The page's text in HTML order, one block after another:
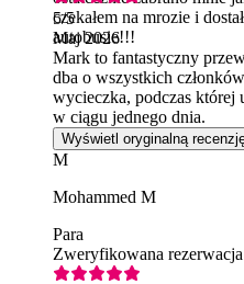
czekałem na mrozie i
autobusie!!!
5/5
Maj 2026
Mark to fantastyczny
dba o wszystkich
wycieczka, podczas której
w ciągu jednego dnia.
Wyświetl oryginalną
M
Mohammed M
Para
Zweryfikowana rezerwacja